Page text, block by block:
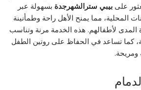
علىبيبي سترالشهرجدة بسهولة عبر
المحلية، مما يمنح الأهل راحة وطمأنينة
المدى لأطفالهم. هذه الخدمة مرنة وتناسب
كما تساعد في الحفاظ على روتين الطفل
ومريحة.